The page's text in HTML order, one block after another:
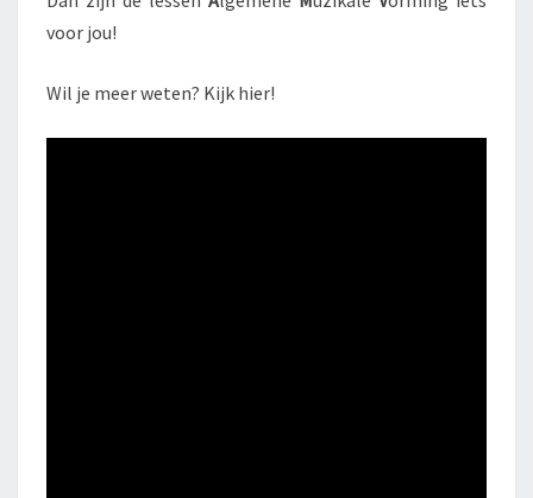
voor jou!
Wil je meer weten? Kijk hier!